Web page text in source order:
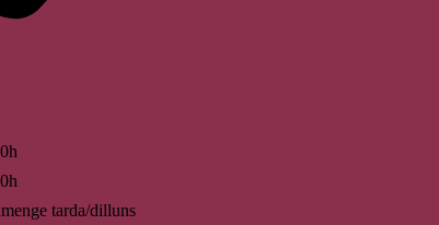
tarda/dilluns